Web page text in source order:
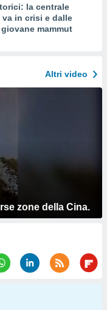
la centrale
va in crisi e dalle
mammut
Altri video
zone della Cina.